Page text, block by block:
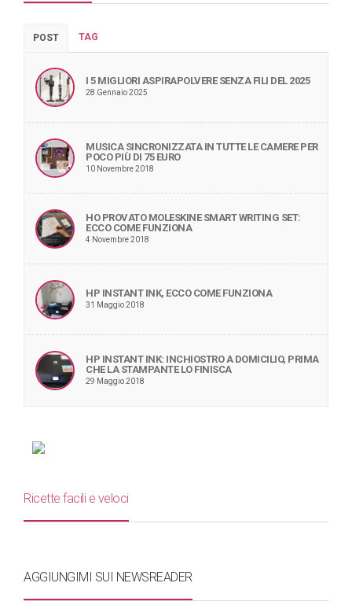
POST TAG
I 5 MIGLIORI ASPIRAPOLVERE SENZA FILI DEL 2025
28 Gennaio 2025
MUSICA SINCRONIZZATA IN TUTTE LE CAMERE PER
POCO PIÙ DI 75 EURO
10 Novembre 2018
HO PROVATO MOLESKINE SMART WRITING SET:
ECCO COME FUNZIONA
4 Novembre 2018
HP INSTANT INK, ECCO COME FUNZIONA
31 Maggio 2018
HP INSTANT INK: INCHIOSTRO A DOMICILIO, PRIMA
CHE LA STAMPANTE LO FINISCA
29 Maggio 2018
Ricette facili e veloci
AGGIUNGIMI SUI NEWSREADER